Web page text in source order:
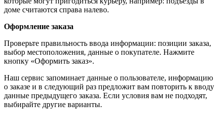
доме считаются справа налево.
Оформление заказа
Проверьте правильность ввода информации: позиции заказа,
выбор местоположения, данные о покупателе. Нажмите
кнопку «Оформить заказ».
Наш сервис запоминает данные о пользователе, информацию
о заказе и в следующий раз предложит вам повторить к вводу
данные предыдущего заказа. Если условия вам не подходят,
выбирайте другие варианты.